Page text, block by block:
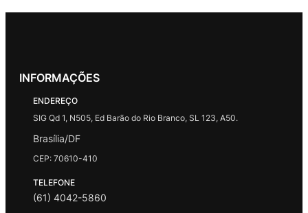
INFORMAÇÕES
ENDEREÇO
SIG Qd 1, N505, Ed Barão do Rio Branco, SL 123, A50.
Brasília/DF
CEP: 70610-410
TELEFONE
(61) 4042-5860